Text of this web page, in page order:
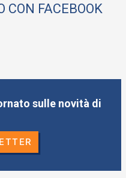
CON FACEBOOK
sulle novità di